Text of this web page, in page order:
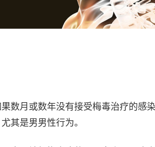
数月或数年没有接受梅毒治疗的感
其是男男性行为。